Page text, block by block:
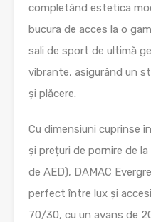
completând estetica
bucura de acces la o
sali de sport de ultimă
vibrante, asigurând un
și plăcere.
Cu dimensiuni cuprinse
și prețuri de pornire de
de AED), DAMAC
perfect între lux și
70/30, cu un avans de